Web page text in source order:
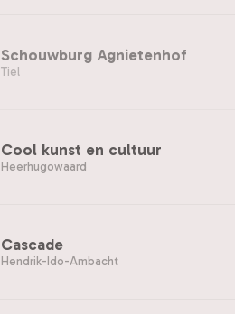
Schouwburg Agnietenhof
Tiel
Cool kunst en cultuur
Heerhugowaard
Cascade
Hendrik-Ido-Ambacht